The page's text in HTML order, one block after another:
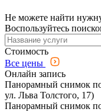
Не можете найти
Воспользуйтесь
Стоимость
Все цены
Онлайн запись
Панорамный снимок
ул. Льва Толстого, 17)
Панорамный снимок